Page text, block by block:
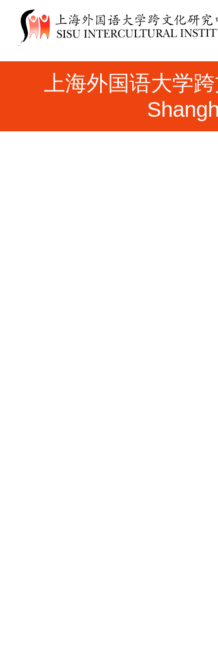
上海外国语大学